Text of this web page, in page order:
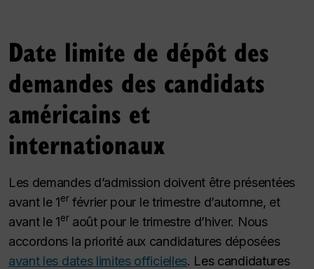
Date limite de dépôt des
demandes des candidats
américains et
internationaux
Les demandes d’admission doivent être présentées
avant le 1er février pour le trimestre d’automne, et
avant le 1er août pour le trimestre d’hiver. Nous
accordons la priorité aux candidatures déposées
avant les dates limites officielles. Les candidatures